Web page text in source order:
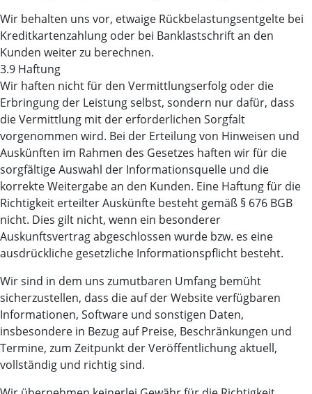
Wir behalten uns vor, etwaige Rückbelastungsentgelte bei
Kreditkartenzahlung oder bei Banklastschrift an den
Kunden weiter zu berechnen.
3.9 Haftung
Wir haften nicht für den Vermittlungserfolg oder die
Erbringung der Leistung selbst, sondern nur dafür, dass
die Vermittlung mit der erforderlichen Sorgfalt
vorgenommen wird. Bei der Erteilung von Hinweisen und
Auskünften im Rahmen des Gesetzes haften wir für die
sorgfältige Auswahl der Informationsquelle und die
korrekte Weitergabe an den Kunden. Eine Haftung für die
Richtigkeit erteilter Auskünfte besteht gemäß § 676 BGB
nicht. Dies gilt nicht, wenn ein besonderer
Auskunftsvertrag abgeschlossen wurde bzw. es eine
ausdrückliche gesetzliche Informationspflicht besteht.
Wir sind in dem uns zumutbaren Umfang bemüht
sicherzustellen, dass die auf der Website verfügbaren
Informationen, Software und sonstigen Daten,
insbesondere in Bezug auf Preise, Beschränkungen und
Termine, zum Zeitpunkt der Veröffentlichung aktuell,
vollständig und richtig sind.